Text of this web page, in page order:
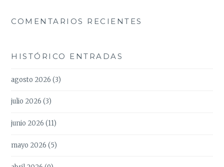
COMENTARIOS RECIENTES
HISTÓRICO ENTRADAS
agosto 2026 (3)
julio 2026 (3)
junio 2026 (11)
mayo 2026 (5)